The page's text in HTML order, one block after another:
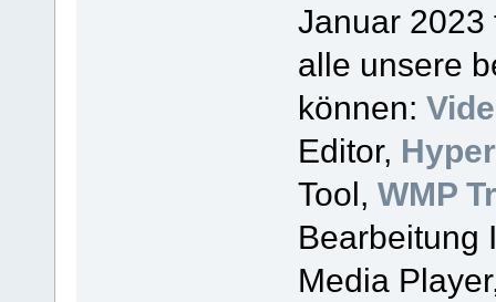
Januar
alle unsere
können:
Editor,
Tool, WMP
Bearbeitung
Media